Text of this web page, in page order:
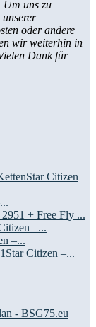
Um uns zu
oder andere
wir weiterhin in
Dank für
Star Citizen
+ Free Fly ...
–...
–...
Star Citizen –...
- BSG75.eu